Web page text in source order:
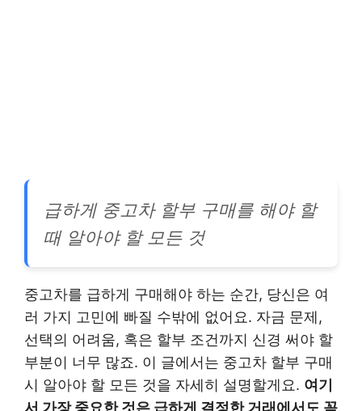
급하게 중고차 할부 구매를 해야 할
때 알아야 할 모든 것
중고차를 급하게 구매해야 하는 순간, 당신은 여
러 가지 고민에 빠질 수밖에 없어요. 자금 문제,
선택의 어려움, 혹은 할부 조건까지 신경 써야 할
부분이 너무 많죠. 이 글에서는 중고차 할부 구매
시 알아야 할 모든 것을 자세히 설명할게요. 여기
서 가장 중요한 것은 급하게 결정한 거래에서도 꼼